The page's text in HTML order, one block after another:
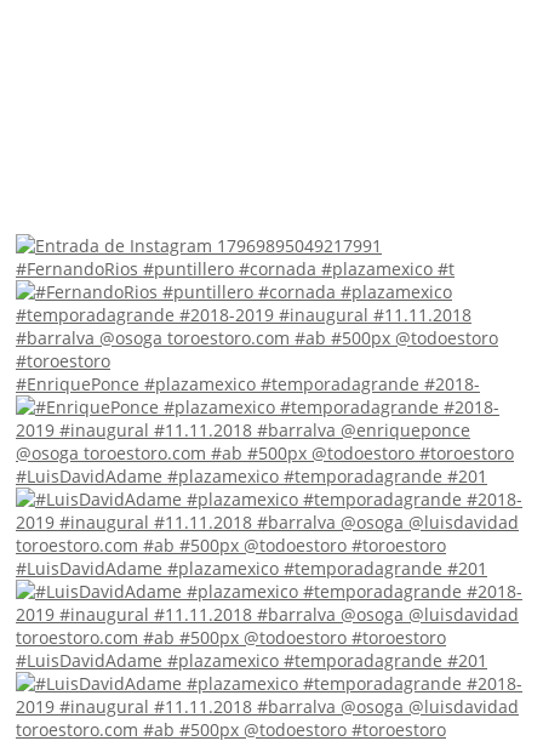
#FernandoRios #puntillero #cornada #plazamexico #t
#EnriquePonce #plazamexico #temporadagrande #2018-
#LuisDavidAdame #plazamexico #temporadagrande #201
#LuisDavidAdame #plazamexico #temporadagrande #201
#LuisDavidAdame #plazamexico #temporadagrande #201